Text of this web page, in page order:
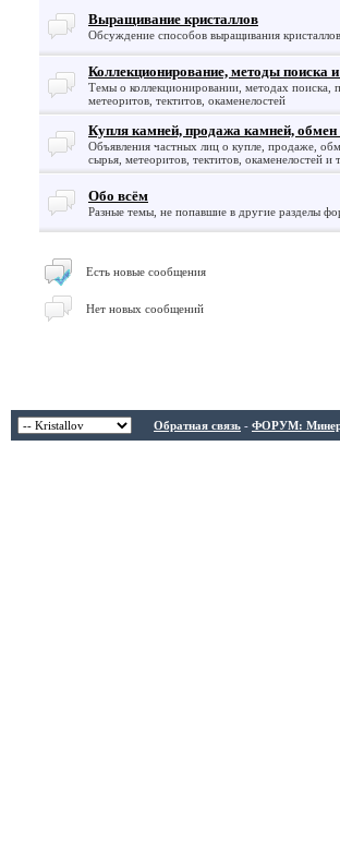
Выращивание кристаллов
Обсуждение способов выращивания
Коллекционирование, методы поиска
Темы о коллекционировании, методах
метеоритов, тектитов, окаменелостей
Купля камней, продажа камней,
Объявления частных лиц о купле, продаже,
сырья, метеоритов, тектитов, окаменелостей и
Обо всём
Разные темы, не попавшие в другие разделы
Есть новые сообщения
Нет новых сообщений
Обратная связь - ФОРУМ: